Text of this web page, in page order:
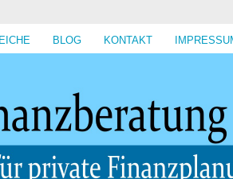
BLOG KONTAKT